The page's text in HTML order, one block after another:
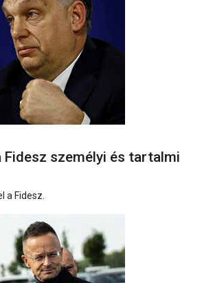
Fidesz személyi és tartalmi
a Fidesz.